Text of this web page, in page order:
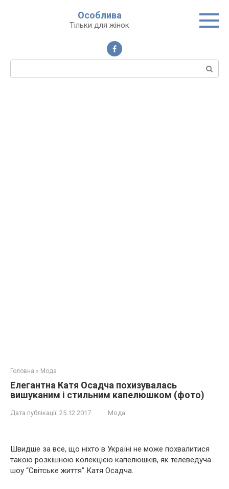
Особлива
Тільки для жінок
Пошук:
Головна » Мода
Елегантна Катя Осадча похизувалась
вишуканим і стильним капелюшком (фото)
Дата публікації: 25.12.2017 Мода
Швидше за все, що ніхто в Україні не може похвалитися
такою розкішною колекцією капелюшків, як телеведуча
шоу “Світське життя” Катя Осадча.